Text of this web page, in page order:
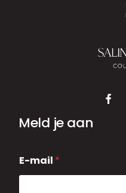
Meld je aan
-
m
E-mail *